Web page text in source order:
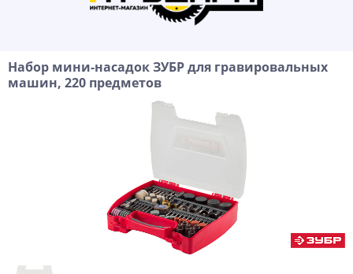
Набор мини-насадок ЗУБР для гравировальных
машин, 220 предметов